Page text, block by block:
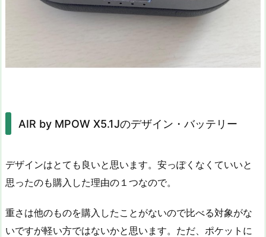
AIR by MPOW X5.1Jのデザイン・バッテリー
デザインはとても良いと思います。安っぽくなくていいと
思ったのも購入した理由の１つなので。
重さは他のものを購入したことがないので比べる対象がな
いですが軽い方ではないかと思います。ただ、ポケットに